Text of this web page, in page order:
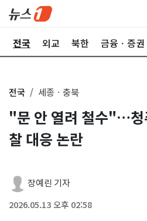
전국 외교 북한 금융ㆍ증권
전국 세종ㆍ충북
"문 안 열려 철수"…청
찰 대응 논란
장예린 기자
2026.05.13 오후 02:58